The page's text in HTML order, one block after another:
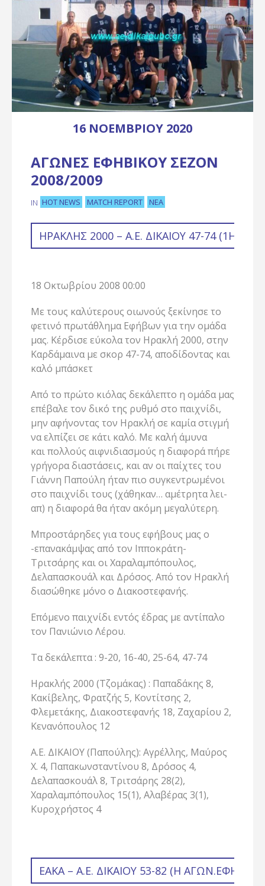
16 ΝΟΕΜΒΡΊΟΥ 2020
ΑΓΏΝΕΣ ΕΦΗΒΙΚΟΎ ΣΕΖΌΝ
2008/2009
IN HOT NEWS MATCH REPORT ΝΈΑ
ΗΡΑΚΛΉΣ 2000 – Α.Ε. ΔΙΚΑΊΟΥ 47-74 (1Η
18 Οκτωβρίου 2008 00:00
Με τους καλύτερους οιωνούς ξεκίνησε το
φετινό πρωτάθλημα Εφήβων για την ομάδα
μας. Κέρδισε εύκολα τον Ηρακλή 2000, στην
Καρδάμαινα με σκορ 47-74, αποδίδοντας και
καλό μπάσκετ
Από το πρώτο κιόλας δεκάλεπτο η ομάδα μας
επέβαλε τον δικό της ρυθμό στο παιχνίδι,
μην αφήνοντας τον Ηρακλή σε καμία στιγμή
να ελπίζει σε κάτι καλό. Με καλή άμυνα
και πολλούς αιφνιδιασμούς η διαφορά πήρε
γρήγορα διαστάσεις, και αν οι παίχτες του
Γιάννη Παπούλη ήταν πιο συγκεντρωμένοι
στο παιχνίδι τους (χάθηκαν… αμέτρητα λει-
απ) η διαφορά θα ήταν ακόμη μεγαλύτερη.
Μπροστάρηδες για τους εφήβους μας ο
-επανακάμψας από τον Ιπποκράτη-
Τριτσάρης και οι Χαραλαμπόπουλος,
Δελαπασκουάλ και Δρόσος. Από τον Ηρακλή
διασώθηκε μόνο ο Διακοστεφανής.
Επόμενο παιχνίδι εντός έδρας με αντίπαλο
τον Πανιώνιο Λέρου.
Τα δεκάλεπτα : 9-20, 16-40, 25-64, 47-74
Ηρακλής 2000 (Τζομάκας) : Παπαδάκης 8,
Κακίβελης, Φρατζής 5, Κοντίτσης 2,
Φλεμετάκης, Διακοστεφανής 18, Ζαχαρίου 2,
Κενανόπουλος 12
Α.Ε. ΔΙΚΑΙΟΥ (Παπούλης): Αγρέλλης, Μαύρος
Χ. 4, Παπακωνσταντίνου 8, Δρόσος 4,
Δελαπασκουάλ 8, Τριτσάρης 28(2),
Χαραλαμπόπουλος 15(1), Αλαβέρας 3(1),
Κυροχρήστος 4
ΕΑΚΑ – Α.Ε. ΔΙΚΑΊΟΥ 53-82 (Η ΑΓΩΝ.ΕΦΉΒΩΝ